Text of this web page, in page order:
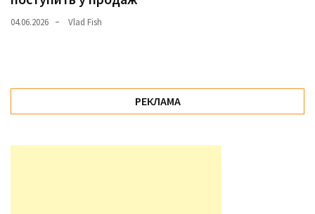
04.06.2026 Vlad Fish
РЕКЛАМА